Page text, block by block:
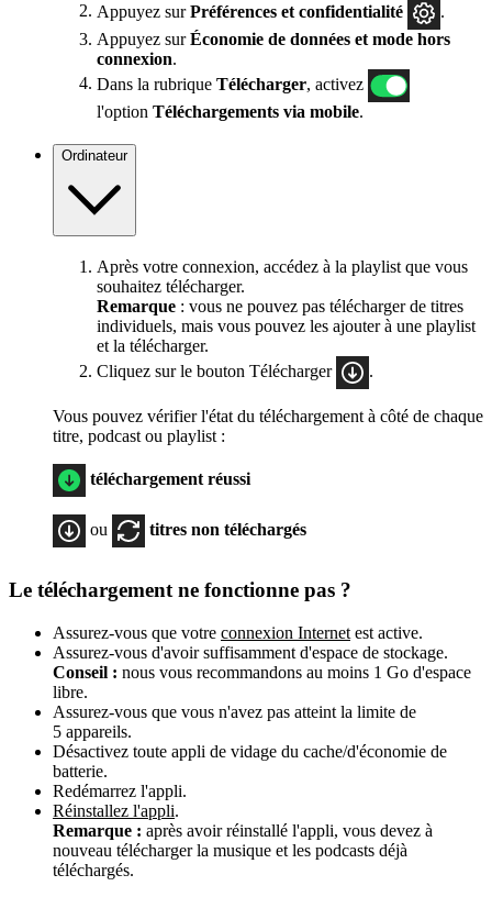
Appuyez surPréférences et confidentialité
Appuyez surÉconomie de données et mode hors
connexion.
Dans la rubrique Télécharger , activez
l'option Téléchargements via mobile.
Ordinateur
Après votre connexion, accédez à la playlist que vous
souhaitez télécharger.
Remarque : vous ne pouvez pas télécharger de titres
individuels, mais vous pouvez les ajouter à une playlist
et la télécharger.
Cliquez sur le bouton Télécharger
.
Vous pouvez vérifier l'état du téléchargement à côté de chaque
titre, podcast ou playlist :
téléchargement réussi
ou titres non téléchargés
Le téléchargement ne fonctionne pas ?
Assurez-vous que votre connexion Internet est active.
Assurez-vous d'avoir suffisamment d'espace de stockage.
Conseil : nous vous recommandons au moins 1 Go d'espace
libre.
Assurez-vous que vous n'avez pas atteint la limite de
5 appareils.
Désactivez toute appli de vidage du cache/d'économie de
batterie.
Redémarrez l'appli.
Réinstallez l'appli.
Remarque : après avoir réinstallé l'appli, vous devez à
nouveau télécharger la musique et les podcasts déjà
téléchargés.